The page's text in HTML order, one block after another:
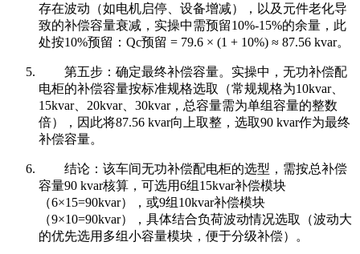
存在波动（如电机启停、设备增减），以及元件老化导
致的补偿容量衰减，实操中需预留10%-15%的余量，此
处按10%预留：Qc预留 = 79.6 × (1 + 10%) ≈ 87.56 kvar。
第五步：确定最终补偿容量。实操中，无功补偿配
电柜的补偿容量按标准规格选取（常规规格为10kvar、
15kvar、20kvar、30kvar，总容量需为单组容量的整数
倍），因此将87.56 kvar向上取整，选取90 kvar作为最终
补偿容量。
结论：该车间无功补偿配电柜的选型，需按总补偿
容量90 kvar核算，可选用6组15kvar补偿模块
（6×15=90kvar），或9组10kvar补偿模块
（9×10=90kvar），具体结合负荷波动情况选取（波动大
的优先选用多组小容量模块，便于分级补偿）。